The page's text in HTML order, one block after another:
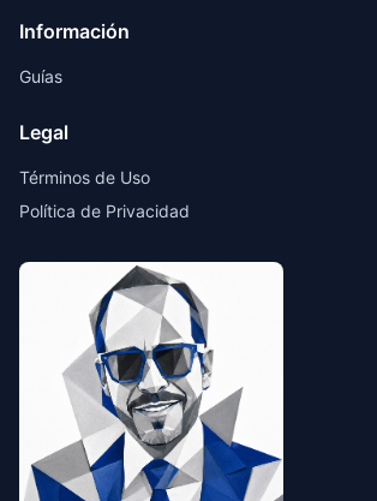
Información
Guías
Legal
Términos de Uso
Política de Privacidad